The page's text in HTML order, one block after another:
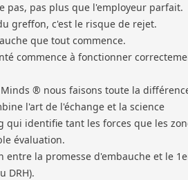
pas, pas plus que l'employeur parfait.
greffon, c'est le risque de rejet.
que tout commence.
commence à fonctionner
® nous faisons toute la
l'art de l'échange et la science
identifie tant les forces que les
évaluation.
la promesse d'embauche et le
DRH).